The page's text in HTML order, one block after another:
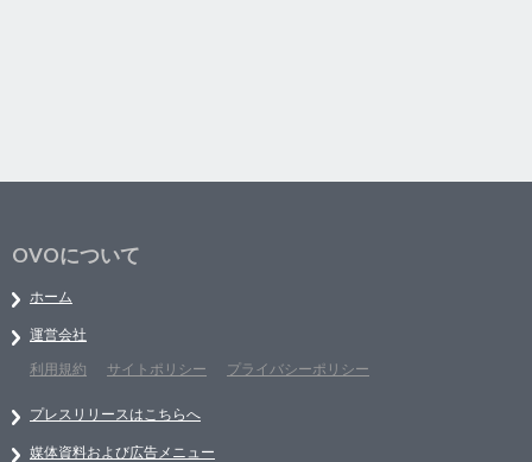
OVOについて
ホーム
運営会社
利用規約
サイトポリシー プライバシーポリシー
プレスリリースはこちらへ
媒体資料および広告メニュー